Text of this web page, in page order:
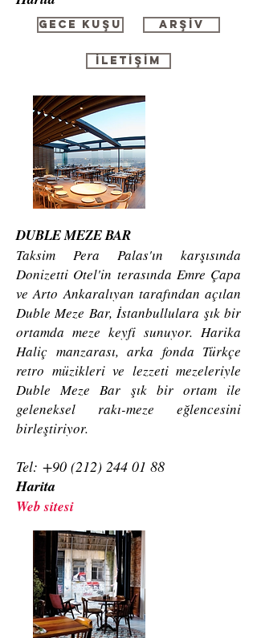
DUBLE MEZE BAR
Taksim Pera Palas'ın karşısında
Donizetti Otel'in terasında Emre Çapa
ve Arto Ankaralıyan tarafından açılan
Duble Meze Bar, İstanbullulara şık bir
ortamda meze keyfi sunuyor. Harika
Haliç manzarası, arka fonda Türkçe
retro müzikleri ve lezzeti mezeleriyle
Duble Meze Bar şık bir ortam ile
geleneksel rakı-meze eğlencesini
birleştiriyor.
Tel: +90 (212) 244 01 88
Harita
Web sitesi
GECE KUŞU ARŞİV
İLETİŞİM